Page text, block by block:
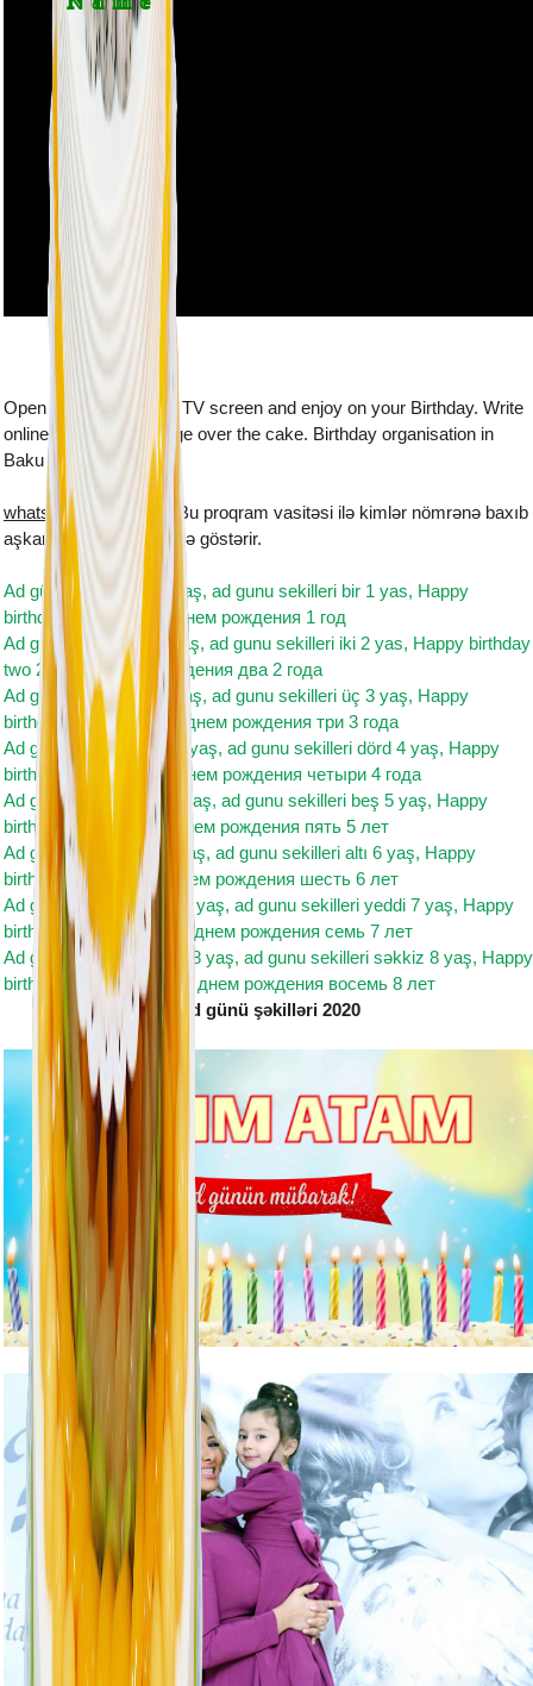
Open this webpage on TV screen and enjoy on your Birthday. Write
online the name and age over the cake. Birthday organisation in
Baku
whatsapp plus yukle
- Bu proqram vasitəsi ilə kimlər nömrənə baxıb
aşkarlanir və istifadəçiyə göstərir.
Ad günü şəkilləri bir 1 yaş, ad gunu sekilleri bir 1 yas, Happy
birthday one 1 year, с днем рождения 1 год
Ad günü şəkilləri iki 2 yaş, ad gunu sekilleri iki 2 yas, Happy birthday
two 2 year, с днем рождения два 2 года
Ad günü şəkilləri üç 3 yaş, ad gunu sekilleri üç 3 yaş, Happy
birthday three 3 year, с днем рождения три 3 года
Ad günü şəkilləri dörd 4 yaş, ad gunu sekilleri dörd 4 yaş, Happy
birthday four 4 year, с днем рождения четыри 4 года
Ad günü şəkilləri beş 5 yaş, ad gunu sekilleri beş 5 yaş, Happy
birthday five 5 year, с днем рождения пять 5 лет
Ad günü şəkilləri altı 6 yaş, ad gunu sekilleri altı 6 yaş, Happy
birthday six 6 year, с днем рождения шесть 6 лет
Ad günü şəkilləri yeddi 7 yaş, ad gunu sekilleri yeddi 7 yaş, Happy
birthday seven 7 year, с днем рождения семь 7 лет
Ad günü şəkilləri səkkiz 8 yaş, ad gunu sekilleri səkkiz 8 yaş, Happy
birthday eight 8th year, с днем рождения восемь 8 лет
Ad günü şəkilləri 2020